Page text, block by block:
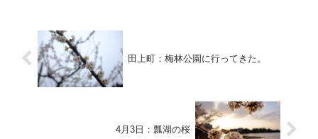
田上町：梅林公園に行ってきた。
4月3日：瓢湖の桜